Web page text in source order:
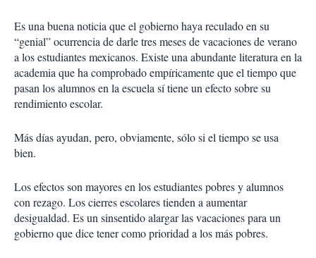
Es una buena noticia que el gobierno haya reculado en su
“genial” ocurrencia de darle tres meses de vacaciones de verano
a los estudiantes mexicanos. Existe una abundante literatura en la
academia que ha comprobado empíricamente que el tiempo que
pasan los alumnos en la escuela sí tiene un efecto sobre su
rendimiento escolar.
Más días ayudan, pero, obviamente, sólo si el tiempo se usa
bien.
Los efectos son mayores en los estudiantes pobres y alumnos
con rezago. Los cierres escolares tienden a aumentar
desigualdad. Es un sinsentido alargar las vacaciones para un
gobierno que dice tener como prioridad a los más pobres.